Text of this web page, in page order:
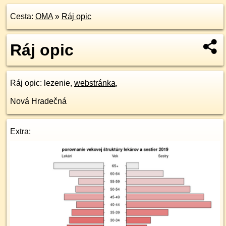
Cesta: OMA» Ráj opic
Ráj opic
Ráj opic: lezenie, webstránka,
Nová Hradečná
Extra: